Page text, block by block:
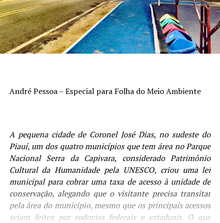
André Pessoa – Especial para Folha do Meio Ambiente
A pequena cidade de Coronel José Dias, no sudeste do
Piauí, um dos quatro municípios que tem área no Parque
Nacional Serra da Capivara, considerado Patrimônio
Cultural da Humanidade pela UNESCO, criou uma lei
municipal para cobrar uma taxa de acesso à unidade de
conservação, alegando que o visitante precisa transitar
pela área do município, mesmo que os principais acessos
sejam feitos por rodovias federais e estaduais. O que